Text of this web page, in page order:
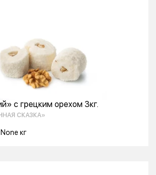
с грецким орехом 3кг.
СКАЗКА»
кг